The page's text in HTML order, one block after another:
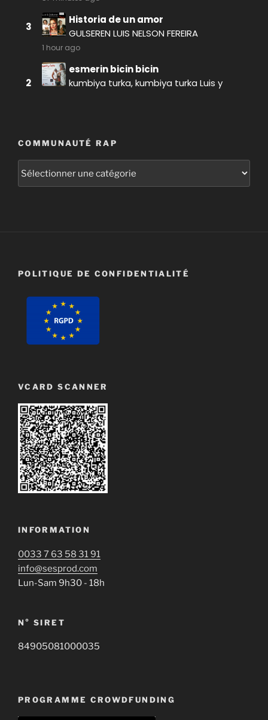
COMMUNAUTÉ RAP
POLITIQUE DE CONFIDENTIALITÉ
VCARD SCANNER
INFORMATION
0033 7 63 58 31 91
info@sesprod.com
Lun-Sam 9h30 - 18h
N° SIRET
84905081000035
PROGRAMME CROWDFUNDING